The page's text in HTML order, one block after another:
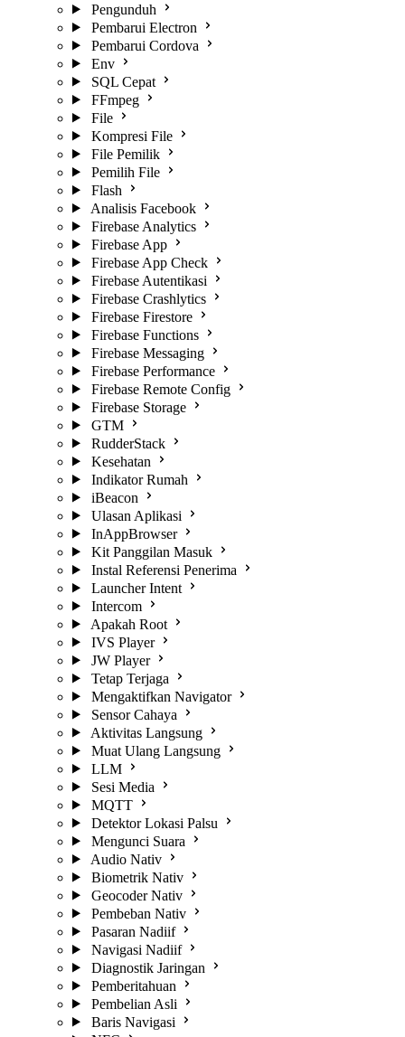
Pengunduh
Pembarui Electron
Pembarui Cordova
Env
SQL Cepat
FFmpeg
File
Kompresi File
File Pemilik
Pemilih File
Flash
Analisis Facebook
Firebase Analytics
Firebase App
Firebase App Check
Firebase Autentikasi
Firebase Crashlytics
Firebase Firestore
Firebase Functions
Firebase Messaging
Firebase Performance
Firebase Remote Config
Firebase Storage
GTM
RudderStack
Kesehatan
Indikator Rumah
iBeacon
Ulasan Aplikasi
InAppBrowser
Kit Panggilan Masuk
Instal Referensi Penerima
Launcher Intent
Intercom
Apakah Root
IVS Player
JW Player
Tetap Terjaga
Mengaktifkan Navigator
Sensor Cahaya
Aktivitas Langsung
Muat Ulang Langsung
LLM
Sesi Media
MQTT
Detektor Lokasi Palsu
Mengunci Suara
Audio Nativ
Biometrik Nativ
Geocoder Nativ
Pembeban Nativ
Pasaran Nadiif
Navigasi Nadiif
Diagnostik Jaringan
Pemberitahuan
Pembelian Asli
Baris Navigasi